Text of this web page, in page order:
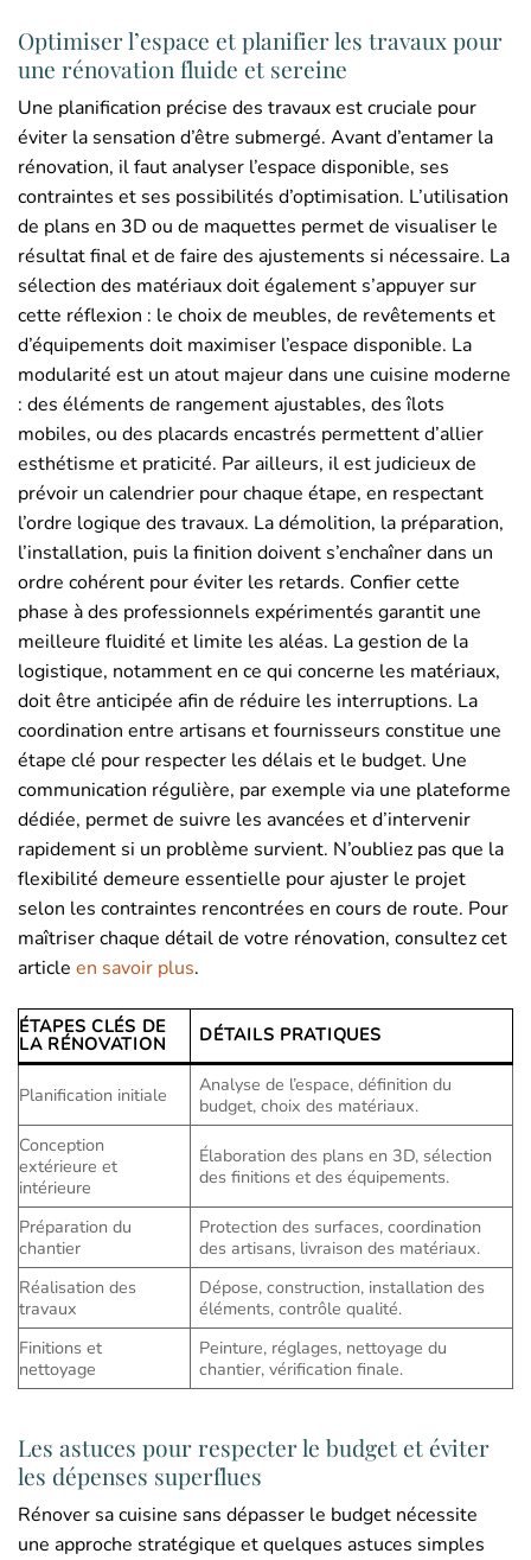
Optimiser l’espace et planifier les travaux pour
une rénovation fluide et sereine
Une planification précise des travaux est cruciale pour
éviter la sensation d’être submergé. Avant d’entamer la
rénovation, il faut analyser l’espace disponible, ses
contraintes et ses possibilités d’optimisation. L’utilisation
de plans en 3D ou de maquettes permet de visualiser le
résultat final et de faire des ajustements si nécessaire. La
sélection des matériaux doit également s’appuyer sur
cette réflexion : le choix de meubles, de revêtements et
d’équipements doit maximiser l’espace disponible. La
modularité est un atout majeur dans une cuisine moderne
: des éléments de rangement ajustables, des îlots
mobiles, ou des placards encastrés permettent d’allier
esthétisme et praticité. Par ailleurs, il est judicieux de
prévoir un calendrier pour chaque étape, en respectant
l’ordre logique des travaux. La démolition, la préparation,
l’installation, puis la finition doivent s’enchaîner dans un
ordre cohérent pour éviter les retards. Confier cette
phase à des professionnels expérimentés garantit une
meilleure fluidité et limite les aléas. La gestion de la
logistique, notamment en ce qui concerne les matériaux,
doit être anticipée afin de réduire les interruptions. La
coordination entre artisans et fournisseurs constitue une
étape clé pour respecter les délais et le budget. Une
communication régulière, par exemple via une plateforme
dédiée, permet de suivre les avancées et d’intervenir
rapidement si un problème survient. N’oubliez pas que la
flexibilité demeure essentielle pour ajuster le projet
selon les contraintes rencontrées en cours de route. Pour
maîtriser chaque détail de votre rénovation, consultez cet
article en savoir plus.
ÉTAPES CLÉS DE
LA RÉNOVATION DÉTAILS PRATIQUES
Planification initiale
Analyse de l’espace, définition du
budget, choix des matériaux.
Conception
extérieure et
intérieure
Élaboration des plans en 3D, sélection
des finitions et des équipements.
Préparation du
chantier
Protection des surfaces, coordination
des artisans, livraison des matériaux.
Réalisation des
travaux
Dépose, construction, installation des
éléments, contrôle qualité.
Finitions et
nettoyage
Peinture, réglages, nettoyage du
chantier, vérification finale.
Les astuces pour respecter le budget et éviter
les dépenses superflues
Rénover sa cuisine sans dépasser le budget nécessite
une approche stratégique et quelques astuces simples